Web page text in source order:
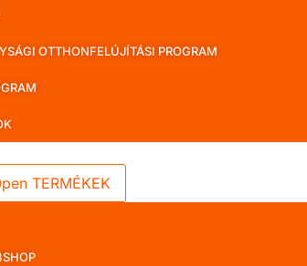
OTTHONFELÚJÍTÁSI PROGRAM
TERMÉKEK